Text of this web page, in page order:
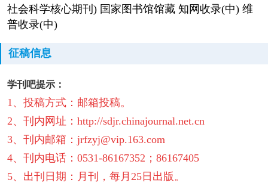
社会科学核心期刊) 国家图书馆馆藏 知网收录(中) 维
普收录(中)
征稿信息
学刊吧提示：
1、投稿方式：邮箱投稿。
2、刊内网址：http://sdjr.chinajournal.net.cn
3、刊内邮箱：jrfzyj@vip.163.com
4、刊内电话：0531-86167352；86167405
5、出刊日期：月刊，每月25日出版。